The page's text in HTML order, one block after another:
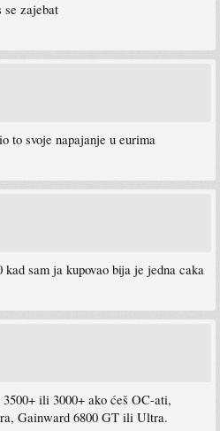
se zajebat
to svoje napajanje u eurima
sam ja kupovao bija je jedna caka
ili 3000+ ako ćeš OC-ati,
Gainward 6800 GT ili Ultra.